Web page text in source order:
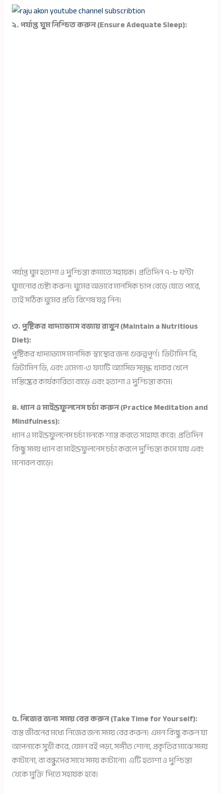
২. পর্যাপ্ত ঘুম নিশ্চিত করুন (Ensure Adequate Sleep):
পর্যাপ্ত ঘুম হতাশা ও দুশ্চিন্তা কমাতে সহায়ক। প্রতিদিন ৭-৮ ঘণ্টা
ঘুমানোর চেষ্টা করুন। ঘুমের অভাবে মানসিক চাপ বেড়ে যেতে পারে,
তাই সঠিক ঘুমের প্রতি বিশেষ যত্ন নিন।
৩. পুষ্টিকর খাদ্যাভ্যাস বজায় রাখুন (Maintain a Nutritious
Diet):
পুষ্টিকর খাদ্যাভ্যাস মানসিক স্বাস্থ্যের জন্য গুরুত্বপূর্ণ। ভিটামিন বি,
ভিটামিন ডি, এবং ওমেগা-৩ ফ্যাটি অ্যাসিড সমৃদ্ধ খাবার খেলে
মস্তিষ্কের কার্যকারিতা বাড়ে এবং হতাশা ও দুশ্চিন্তা কমে।
৪. ধ্যান ও মাইন্ডফুলনেস চর্চা করুন (Practice Meditation and
Mindfulness):
ধ্যান ও মাইন্ডফুলনেস চর্চা মনকে শান্ত করতে সাহায্য করে। প্রতিদিন
কিছু সময় ধ্যান বা মাইন্ডফুলনেস চর্চা করলে দুশ্চিন্তা কমে যায় এবং
মনোবল বাড়ে।
৫. নিজের জন্য সময় বের করুন (Take Time for Yourself):
ব্যস্ত জীবনের মধ্যে নিজের জন্য সময় বের করুন। এমন কিছু করুন যা
আপনাকে সুখী করে, যেমন বই পড়া, সঙ্গীত শোনা, প্রকৃতির মাঝে সময়
কাটানো, বা বন্ধুদের সাথে সময় কাটানো। এটি হতাশা ও দুশ্চিন্তা
থেকে মুক্তি দিতে সহায়ক হবে।